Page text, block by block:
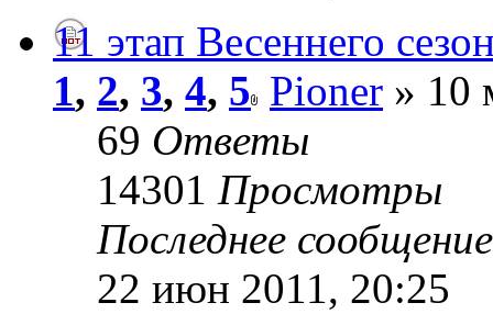
11 этап Весеннего
1, 2, 3, 4, 5 Pioner » 10
69 Ответы
14301 Просмотры
Последнее
22 июн 2011, 20:25